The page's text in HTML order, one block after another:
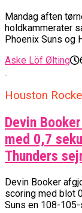
Mandag aften
holdkammerater
Phoenix Suns og
Aske Löf Ølting
Houston
Devin
med 0,7
Thunders
Devin Booker
scoring med blot
Suns en 108-105-